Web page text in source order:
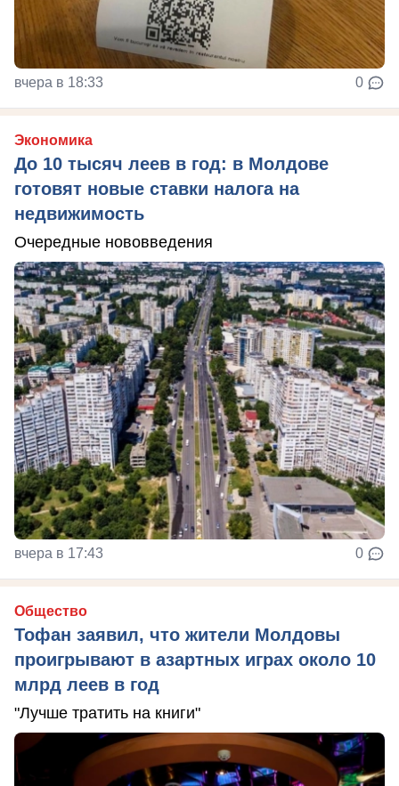
вчера в 18:33 0
Экономика
До 10 тысяч леев в год: в Молдове
готовят новые ставки налога на
недвижимость
Очередные нововведения
вчера в 17:43 0
Общество
Тофан заявил, что жители Молдовы
проигрывают в азартных играх около 10
млрд леев в год
"Лучше тратить на книги"